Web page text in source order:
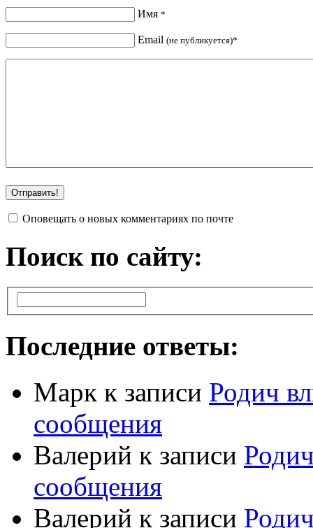
Имя *
Email (не публикуется)*
Оповещать о новых комментариях по почте
Поиск по сайту:
Последние ответы:
Марк к записи Родич
сообщения
Валерий к записи
сообщения
Валерий к записи